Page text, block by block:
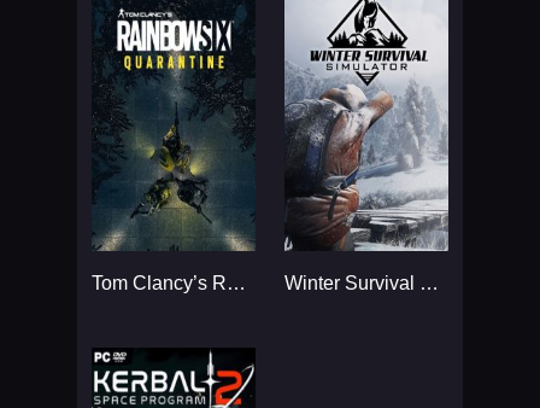
Tom Clancy’s Rainbow Six Winter Survival Simulator